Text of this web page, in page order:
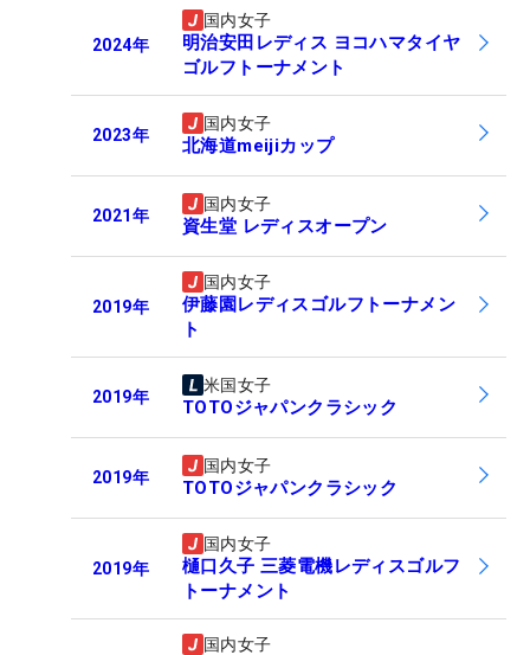
2024年
国内女子
明治安田レディス ヨコハマタイヤ
ゴルフトーナメント
2023年
国内女子
北海道meijiカップ
2021年
国内女子
資生堂 レディスオープン
2019年
国内女子
伊藤園レディスゴルフトーナメン
ト
2019年
米国女子
TOTOジャパンクラシック
2019年
国内女子
TOTOジャパンクラシック
2019年
国内女子
樋口久子 三菱電機レディスゴルフ
トーナメント
国内女子